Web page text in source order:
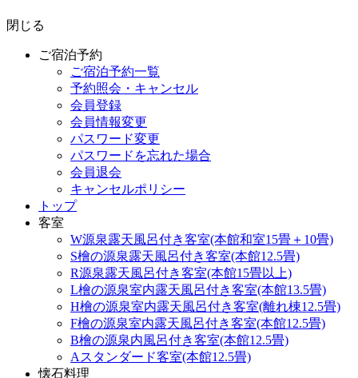
閉じる
ご宿泊予約
ご宿泊予約一覧
予約照会・キャンセル
会員登録
会員情報変更
パスワード変更
パスワードを忘れた場合
会員退会
キャンセルポリシー
トップ
客室
W源泉露天風呂付き客室(本館和室15畳＋10畳)
S檜の源泉露天風呂付き客室(本館12.5畳)
R源泉露天風呂付き客室(本館15畳以上)
L檜の源泉室内露天風呂付き客室(本館13.5畳)
H檜の源泉室内露天風呂付き客室(離れ棟12.5畳)
F檜の源泉室内露天風呂付き客室(本館12.5畳)
B檜の源泉内風呂付き客室(本館12.5畳)
Aスタンダード客室(本館12.5畳)
懐石料理